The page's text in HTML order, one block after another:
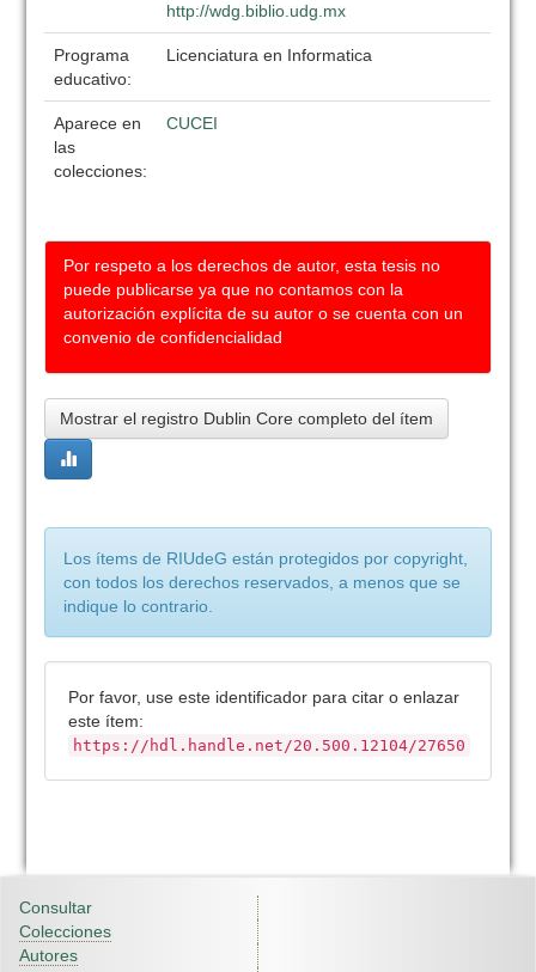
http://wdg.biblio.udg.mx
Programa
educativo:
Licenciatura en Informatica
Aparece en
las
colecciones:
CUCEI
Por respeto a los derechos de autor, esta tesis no
puede publicarse ya que no contamos con la
autorización explícita de su autor o se cuenta con un
convenio de confidencialidad
Mostrar el registro Dublin Core completo del ítem
Los ítems de RIUdeG están protegidos por copyright,
con todos los derechos reservados, a menos que se
indique lo contrario.
Por favor, use este identificador para citar o enlazar
este ítem:
https://hdl.handle.net/20.500.12104/27650
Consultar
Colecciones
Autores